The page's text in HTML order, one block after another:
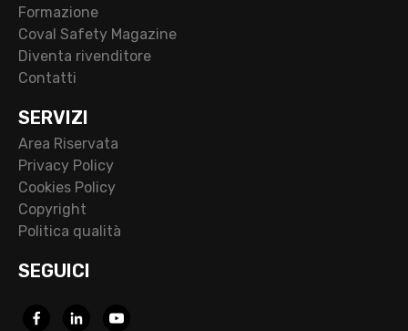
Formazione
Coval Safety Magazine
Diventa rivenditore
Contatti
SERVIZI
Area Riservata
Privacy Policy
Cookies Policy
Copyright
Politica qualità
SEGUICI